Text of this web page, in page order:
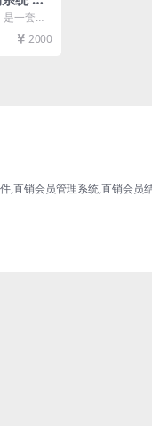
一套绿
2000
,直销会员管理系统,直销会员